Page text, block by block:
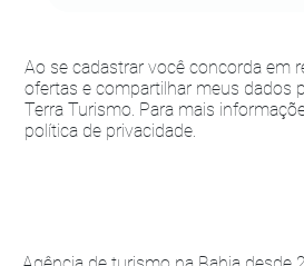
Ao se cadastrar você concorda em
ofertas e compartilhar meus dados
Terra Turismo. Para mais
política de privacidade.